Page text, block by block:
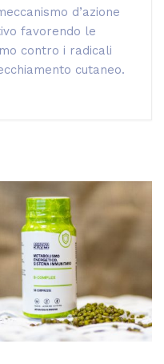
d’azione
favorendo le
contro i radicali
cutaneo.